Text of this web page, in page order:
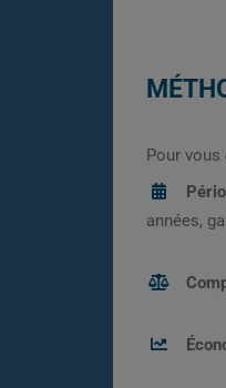
Pour
années,